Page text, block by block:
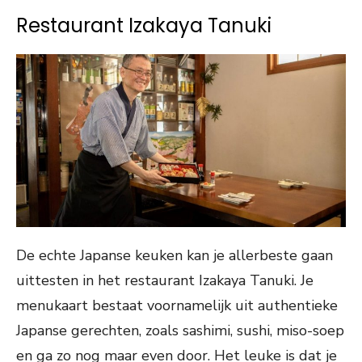
Restaurant Izakaya Tanuki
De echte Japanse keuken kan je allerbeste gaan
uittesten in het restaurant Izakaya Tanuki. Je
menukaart bestaat voornamelijk uit authentieke
Japanse gerechten, zoals sashimi, sushi, miso-soep
en ga zo nog maar even door. Het leuke is dat je